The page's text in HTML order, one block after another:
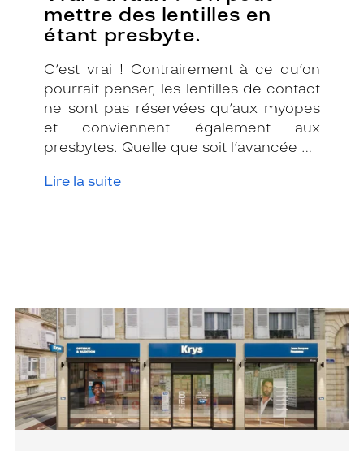
mettre des lentilles en
étant presbyte.
C’est vrai ! Contrairement à ce qu’on
pourrait penser, les lentilles de contact
ne sont pas réservées qu’aux myopes
et conviennent également aux
presbytes. Quelle que soit l’avancée de
avec des lentilles, sauf si votre
Lire la suite